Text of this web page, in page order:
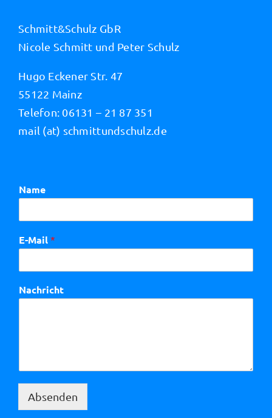
Schmitt&Schulz GbR
Nicole Schmitt und Peter Schulz
Hugo Eckener Str. 47
55122 Mainz
Telefon: 06131 – 21 87 351
mail (at) schmittundschulz.de
Name
E-Mail *
Nachricht
Absenden